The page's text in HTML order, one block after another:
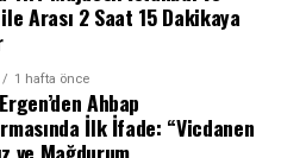
Müzik, Sibel Can
ve iş insanı Nevzat
Arası 2 Saat 15 Dakikaya
1 hafta önce
Ahbap
İlk İfade: “Vicdanen
ve Mağdurum